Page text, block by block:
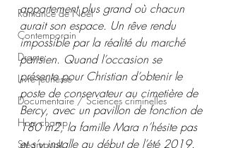
Romance de Noël
Contemporain
Drame
Livre jeunesse
Documentaire / Sciences criminelles
Hors champ
Steampunk
appartement plus grand où chacun
aurait son espace. Un rêve rendu
impossible par la réalité du marché
parisien. Quand l’occasion se
présente pour Christian d’obtenir le
poste de conservateur au cimetière de
Bercy, avec un pavillon de fonction de
180 m2, la famille Mara n’hésite pas
et s’y installe au début de l’été 2019.